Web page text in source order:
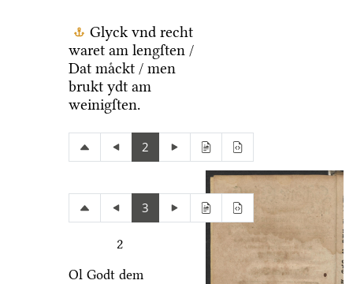
Glyck vnd recht
waret am lengſten /
Dat maͤckt / men
brukt ydt am
weinigſten.
2
3
2
Ol Godt dem